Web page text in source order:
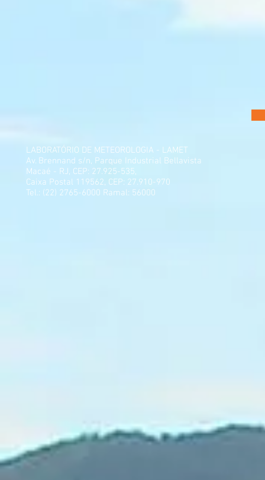
LABORATÓRIO DE METEOROLOGIA - LAMET
Av. Brennand s/n, Parque Industrial Bellavista
Macaé - RJ, CEP: 27.925-535,
Caixa Postal 119562, CEP: 27.910-970
Tel.: (22) 2765-6000 Ramal: 56000